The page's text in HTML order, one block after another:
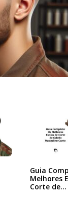
Guia
Melhores
Corte de…